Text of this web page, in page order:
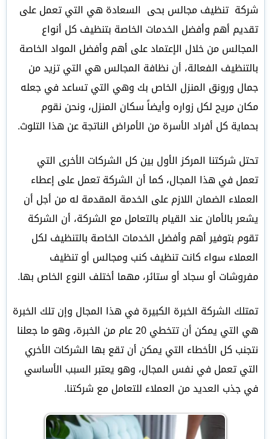
شركة تنظيف مجالس بحى السعادة هي التي تعمل على
تقديم أهم وأفضل الخدمات الخاصة بتنظيف كل أنواع
المجالس من خلال الإعتماد على أهم وأفضل المواد الخاصة
بالتنظيف الفعالة، أن نظافة المجالس هي التي تزيد من
جمال ورونق المنزل الخاص بك وهي التي تساعد في جعله
مكان مريح لكل زواره وأيضاً سكان المنزل، ونحن نقوم
بحماية كل أفراد الأسرة من الأمراض الناتجة عن هذا التلوث.
تحتل شركتنا المركز الأول بين كل الشركات الأخرى التي
تعمل في هذا المجال، كما أن الشركة تعمل على إعطاء
العملاء الضمان اللازم على الخدمة المقدمة له من أجل أن
يشعر بالأمان عند القيام بالتعامل مع الشركة، أن الشركة
تقوم بتوفير أهم وأفضل الخدمات الخاصة بالتنظيف لكل
العملاء سواء كانت تنظيف كنب ومجالس أو تنظيف
مفروشات أو سجاد أو ستائر، مهما أختلف النوع الخاص بها.
تمتلك الشركة الخبرة الكبيرة في هذا المجال وإن تلك الخبرة
هي التي يمكن أن تتخطي 20 عام من الخبرة، وهو ما جعلنا
نتجنب كل الأخطاء التي يمكن أن تقع بها الشركات الأخري
التي تعمل في نفس المجال، وهو يعتبر السبب الأساسي
في جذب العديد من العملاء للتعامل مع شركتنا.